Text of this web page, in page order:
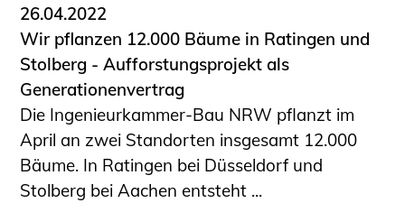
26.04.2022
Wir pflanzen 12.000 Bäume in Ratingen und
Stolberg - Aufforstungsprojekt als
Generationenvertrag
Die Ingenieurkammer-Bau NRW pflanzt im
April an zwei Standorten insgesamt 12.000
Bäume. In Ratingen bei Düsseldorf und
Stolberg bei Aachen entsteht ...